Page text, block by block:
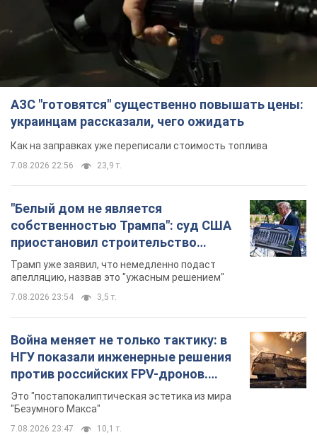
АЗС "готовятся" существенно повышать цены:
украинцам рассказали, чего ожидать
Как на заправках уже переписали стоимость топлива
7.08.2026 22:56 23,9 т.
"Белый дом не является
собственностью Трампа": суд США
приостановил строительство
бального зала стоимостью 400 млн
долларов
Трамп уже заявил, что немедленно подаст
апелляцию, назвав это "ужасным решением"
7.08.2026 23:54 3,5 т.
Война меняет не только тактику: в
НГУ показали инженерные решения
против российских FPV-дронов.
Фото
Это "постапокалиптическая эстетика из мира
"Безумного Макса"
7.08.2026 23:47 10,1 т.